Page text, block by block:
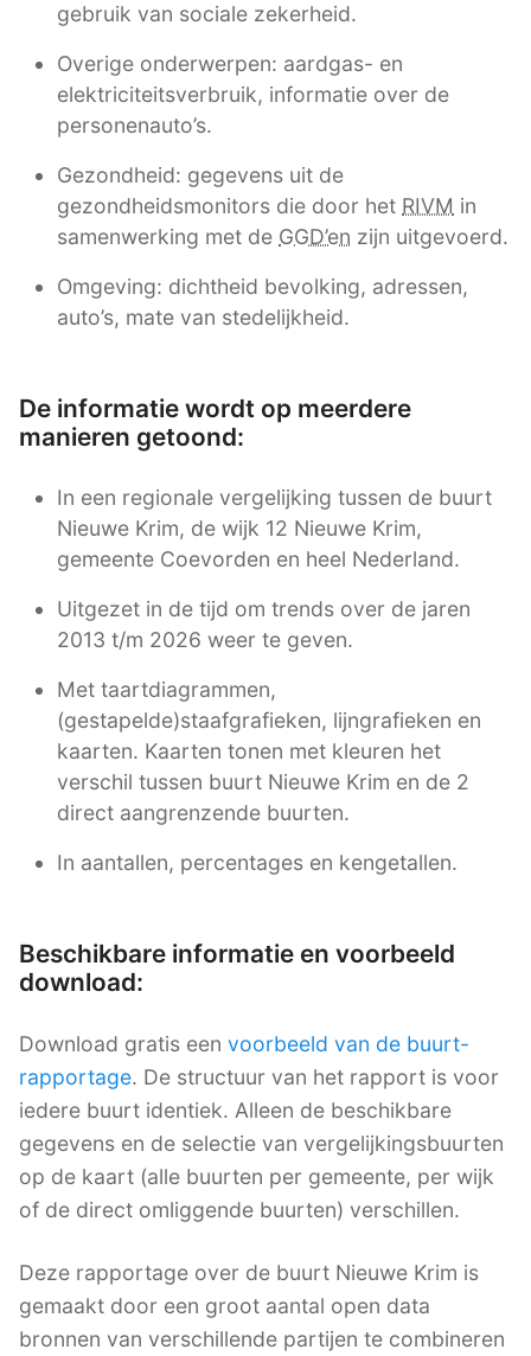
gebruik van sociale zekerheid.
Overige onderwerpen: aardgas- en
elektriciteitsverbruik, informatie over de
personenauto’s.
Gezondheid: gegevens uit de
gezondheidsmonitors die door het RIVM in
samenwerking met de GGD’en zijn uitgevoerd.
Omgeving: dichtheid bevolking, adressen,
auto’s, mate van stedelijkheid.
De informatie wordt op meerdere
manieren getoond:
In een regionale vergelijking tussen de buurt
Nieuwe Krim, de wijk 12 Nieuwe Krim,
gemeente Coevorden en heel Nederland.
Uitgezet in de tijd om trends over de jaren
2013 t/m 2026 weer te geven.
Met taartdiagrammen,
(gestapelde)staafgrafieken, lijngrafieken en
kaarten. Kaarten tonen met kleuren het
verschil tussen buurt Nieuwe Krim en de 2
direct aangrenzende buurten.
In aantallen, percentages en kengetallen.
Beschikbare informatie en voorbeeld
download:
Download gratis een voorbeeld van de buurt-
rapportage. De structuur van het rapport is voor
iedere buurt identiek. Alleen de beschikbare
gegevens en de selectie van vergelijkingsbuurten
op de kaart (alle buurten per gemeente, per wijk
of de direct omliggende buurten) verschillen.
Deze rapportage over de buurt Nieuwe Krim is
gemaakt door een groot aantal open data
bronnen van verschillende partijen te combineren